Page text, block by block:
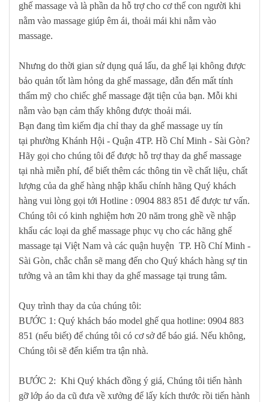
ghế massage và là phần da hỗ trợ cho cơ thể con người khi
nằm vào massage giúp êm ái, thoải mái khi nằm vào
massage.
Nhưng do thời gian sử dụng quá lấu, da ghế lại không được
bảo quản tốt làm hỏng da ghế massage, dẫn đến mất tính
thẩm mỹ cho chiếc ghế massage đặt tiện của bạn. Mỗi khi
nằm vào bạn cảm thấy không được thoải mái.
Bạn đang tìm kiếm địa chỉ thay da ghế massage uy tín
tại phường Khánh Hội - Quận 4TP. Hồ Chí Minh - Sài Gòn?
Hãy gọi cho chúng tôi để được hỗ trợ thay da ghế massage
tại nhà miễn phí, để biết thêm các thông tin về chất liệu, chất
lượng của da ghế hàng nhập khẩu chính hãng Quý khách
hàng vui lòng gọi tới Hotline : 0904 883 851 để được tư vấn.
Chúng tôi có kinh nghiệm hơn 20 năm trong ghề về nhập
khẩu các loại da ghế massage phục vụ cho các hãng ghế
massage tại Việt Nam và các quận huyện TP. Hồ Chí Minh -
Sài Gòn, chắc chắn sẽ mang đến cho Quý khách hàng sự tin
tưởng và an tâm khi thay da ghế massage tại trung tâm.
Quy trình thay da của chúng tôi:
BƯỚC 1: Quý khách báo model ghế qua hotline: 0904 883
851 (nếu biết) để chúng tôi có cơ sở để báo giá. Nếu không,
Chúng tôi sẽ đến kiểm tra tận nhà.
BƯỚC 2: Khi Quý khách đồng ý giá, Chúng tôi tiến hành
gỡ lớp áo da cũ đưa về xưởng để lấy kích thước rồi tiến hành